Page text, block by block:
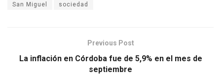
San Miguel sociedad
Previous Post
La inflación en Córdoba fue de 5,9% en el mes de
septiembre